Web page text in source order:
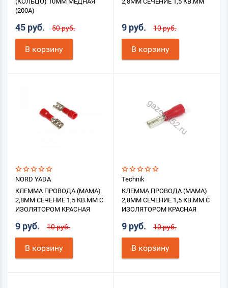
(200А)
45 руб. 50 руб.
В корзину
9 руб. 10 руб.
В корзину
NORD YADA
КЛЕММА ПРОВОДА (МАМА)
2,8ММ СЕЧЕНИЕ 1,5 КВ.ММ С
ИЗОЛЯТОРОМ КРАСНАЯ
9 руб. 10 руб.
В корзину
Technik
КЛЕММА ПРОВОДА (МАМА)
2,8ММ СЕЧЕНИЕ 1,5 КВ.ММ С
ИЗОЛЯТОРОМ КРАСНАЯ
9 руб. 10 руб.
В корзину